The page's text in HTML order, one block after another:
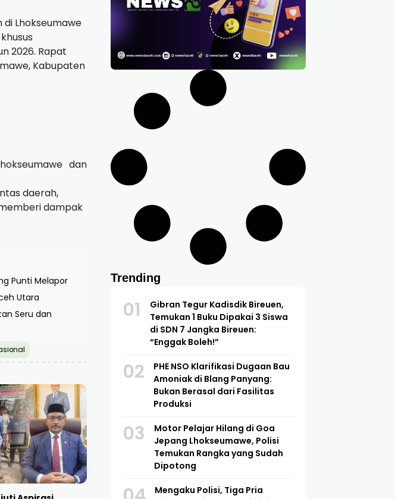
Lhokseumawe
2026. Rapat
Kabupaten
dan
daerah,
dampak
Punti Melapor
Utara
Seru dan
Trending
01
Gibran Tegur Kadisdik Bireuen,
Temukan 1 Buku Dipakai 3 Siswa
di SDN 7 Jangka Bireuen:
“Enggak Boleh!”
02
PHE NSO Klarifikasi Dugaan Bau
Amoniak di Blang Panyang:
Bukan Berasal dari Fasilitas
Produksi
03
Motor Pelajar Hilang di Goa
Jepang Lhokseumawe, Polisi
Temukan Rangka yang Sudah
Dipotong
Mengaku Polisi, Tiga Pria